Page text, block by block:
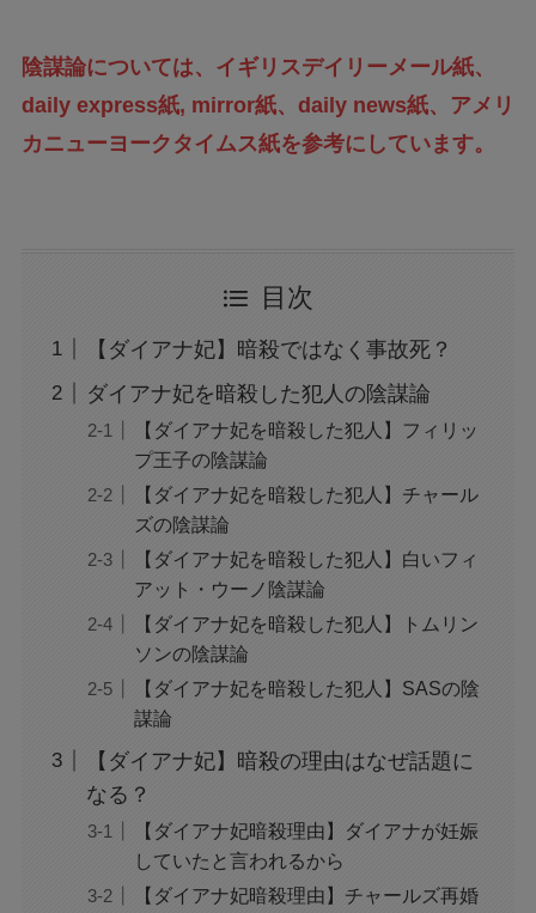
陰謀論については、イギリスデイリーメール紙、
daily express紙, mirror紙、daily news紙、アメリ
カニューヨークタイムス紙を参考にしています。
目次
【ダイアナ妃】暗殺ではなく事故死？
ダイアナ妃を暗殺した犯人の陰謀論
【ダイアナ妃を暗殺した犯人】フィリッ
プ王子の陰謀論
【ダイアナ妃を暗殺した犯人】チャール
ズの陰謀論
【ダイアナ妃を暗殺した犯人】白いフィ
アット・ウーノ陰謀論
【ダイアナ妃を暗殺した犯人】トムリン
ソンの陰謀論
【ダイアナ妃を暗殺した犯人】SASの陰
謀論
【ダイアナ妃】暗殺の理由はなぜ話題に
なる？
【ダイアナ妃暗殺理由】ダイアナが妊娠
していたと言われるから
【ダイアナ妃暗殺理由】チャールズ再婚